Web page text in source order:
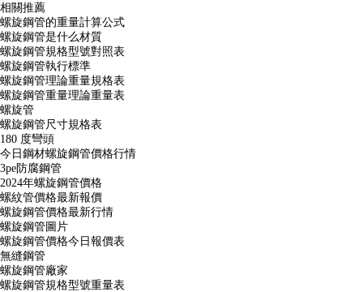
相關推薦
螺旋鋼管的重量計算公式
螺旋鋼管是什么材質
螺旋鋼管規格型號對照表
螺旋鋼管執行標準
螺旋鋼管理論重量規格表
螺旋鋼管重量理論重量表
螺旋管
螺旋鋼管尺寸規格表
180 度彎頭
今日鋼材螺旋鋼管價格行情
3pe防腐鋼管
2024年螺旋鋼管價格
螺紋管價格最新報價
螺旋鋼管價格最新行情
螺旋鋼管圖片
螺旋鋼管價格今日報價表
無縫鋼管
螺旋鋼管廠家
螺旋鋼管規格型號重量表